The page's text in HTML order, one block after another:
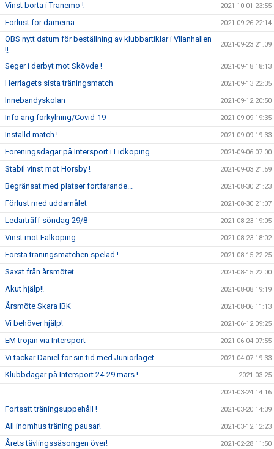
Vinst borta i Tranemo ! 2021-10-01 23:55
Förlust för damerna 2021-09-26 22:14
OBS nytt datum för beställning av klubbartiklar i Vilanhallen
!!
2021-09-23 21:09
Seger i derbyt mot Skövde ! 2021-09-18 18:13
Herrlagets sista träningsmatch 2021-09-13 22:35
Innebandyskolan 2021-09-12 20:50
Info ang förkylning/Covid-19 2021-09-09 19:35
Inställd match ! 2021-09-09 19:33
Föreningsdagar på Intersport i Lidköping 2021-09-06 07:00
Stabil vinst mot Horsby ! 2021-09-03 21:59
Begränsat med platser fortfarande... 2021-08-30 21:23
Förlust med uddamålet 2021-08-30 21:07
Ledarträff söndag 29/8 2021-08-23 19:05
Vinst mot Falköping 2021-08-23 18:02
Första träningsmatchen spelad ! 2021-08-15 22:25
Saxat från årsmötet... 2021-08-15 22:00
Akut hjälp!! 2021-08-08 19:19
Årsmöte Skara IBK 2021-08-06 11:13
Vi behöver hjälp! 2021-06-12 09:25
EM tröjan via Intersport 2021-06-04 07:55
Vi tackar Daniel för sin tid med Juniorlaget 2021-04-07 19:33
Klubbdagar på Intersport 24-29 mars ! 2021-03-25
2021-03-24 14:16
Fortsatt träningsuppehåll ! 2021-03-20 14:39
All inomhus träning pausar! 2021-03-12 12:23
Årets tävlingssäsongen över! 2021-02-28 11:50